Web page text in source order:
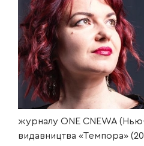
журналу ONE CNEWA
видавництва «Темпора»